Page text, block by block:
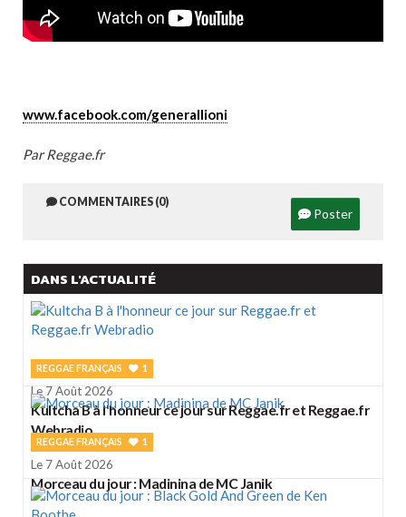
www.facebook.com/generallioni
Par Reggae.fr
COMMENTAIRES (0)
Poster
DANS L'ACTUALITÉ
REGGAE FRANÇAIS 1
Le 7 Août 2026
Kultcha B à l'honneur ce jour sur Reggae.fr et Reggae.fr
Webradio
REGGAE FRANÇAIS 1
Le 7 Août 2026
Morceau du jour : Madinina de MC Janik